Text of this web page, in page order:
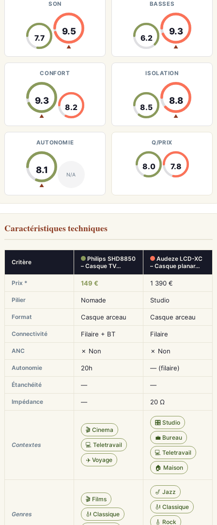
SON
7.7
9.5
▲
BASSES
6.2
9.3
▲
CONFORT
9.3
▲
8.2
ISOLATION
8.5
8.8
▲
AUTONOMIE
8.1
▲
N/A
Q/PRIX
8.0 7.8
Caractéristiques techniques
Critère
Philips SHD8850
– Casque TV…
Audeze LCD-XC
– Casque planar…
Prix * 149 € 1 390 €
Pilier Nomade Studio
Format Casque arceau Casque arceau
Connectivité Filaire + BT Filaire
ANC ✗ Non ✗ Non
Autonomie 20h — (filaire)
Étanchéité — —
Impédance — 20 Ω
Contextes
🎬 Cinema
💻 Teletravail
✈️ Voyage
🎛️ Studio
💼 Bureau
💻 Teletravail
🏠 Maison
Genres
🎬 Films
🎻 Classique
🎷 Jazz
🎻 Classique
🎸 Rock